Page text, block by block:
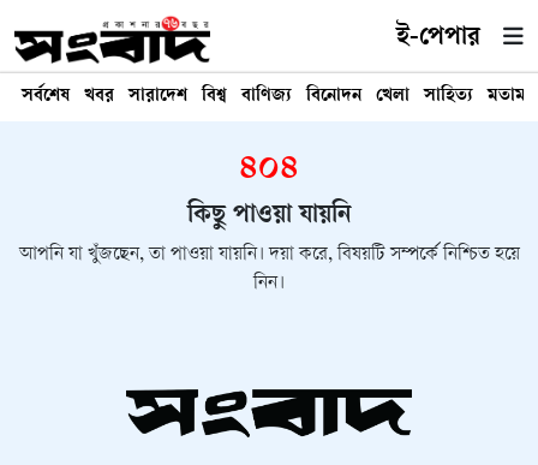
ই-পেপার
সর্বশেষ খবর সারাদেশ বিশ্ব বাণিজ্য বিনোদন খেলা সাহিত্য মতামত
৪০৪
কিছু পাওয়া যায়নি
আপনি যা খুঁজছেন, তা পাওয়া যায়নি। দয়া করে, বিষয়টি সম্পর্কে নিশ্চিত হয়ে
নিন।